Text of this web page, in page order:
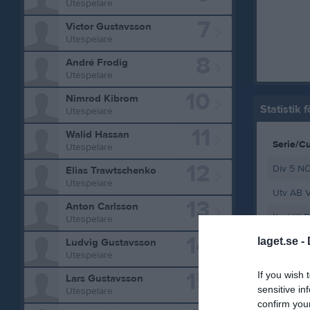
laget.se -
If you wish
sensitive
confirm
Statistik
Serie/
Div 5
Utv AB
Kval till
Div 5
Div 5
Utespelare
Victor Gustavsson
Utespelare
André Frodig
Utespelare
Nimrod Kibrom
Utespelare
Walid Hassan
Utespelare
Elias Trawtschenko
Utespelare
13
Anton Carlsson
Utespelare
Ludvig Gustavsson
Utespelare
Lars Gustavsson
Utespelare